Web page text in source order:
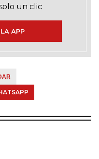
un clic
APP